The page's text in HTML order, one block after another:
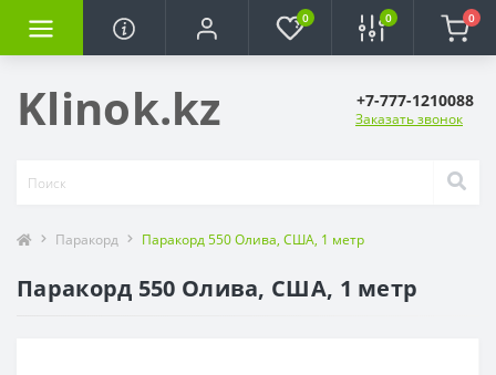
0 0 0
Klinok.kz +7-777-1210088
Заказать звонок
Паракорд Паракорд 550 Олива, США, 1 метр
Паракорд 550 Олива, США, 1 метр